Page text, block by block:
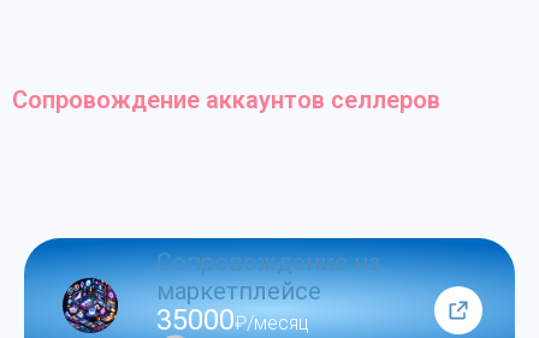
Сопровождение аккаунтов селлеров
Сопровождение на
маркетплейсе
35000₽/месяц